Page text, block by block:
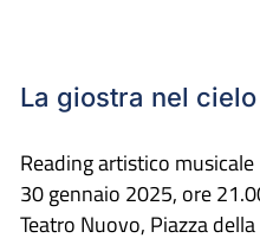
La giostra nel cielo
Reading artistico musicale
30 gennaio 2025, ore
Teatro Nuovo, Piazza